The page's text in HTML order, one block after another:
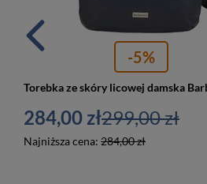
-5%
284,00 zł
Najniższa cena: 284,00 zł
299,00 zł